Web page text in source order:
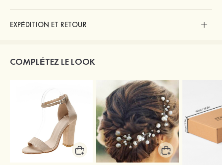
EXPÉDITION ET RETOUR
COMPLÉTEZ LE LOOK